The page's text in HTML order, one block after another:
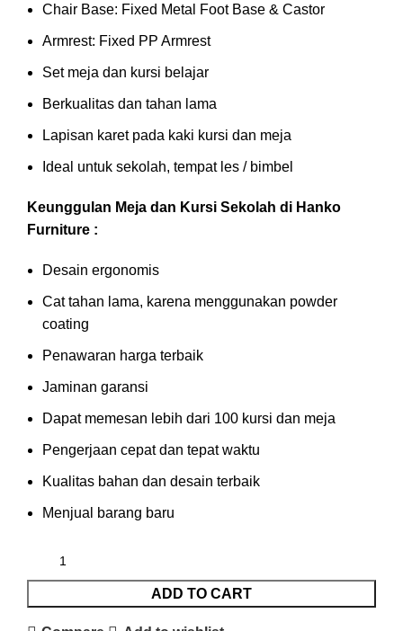
Chair Base: Fixed Metal Foot Base & Castor
Armrest: Fixed PP Armrest
Set meja dan kursi belajar
Berkualitas dan tahan lama
Lapisan karet pada kaki kursi dan meja
Ideal untuk sekolah, tempat les / bimbel
Keunggulan Meja dan Kursi Sekolah di Hanko
Furniture :
Desain ergonomis
Cat tahan lama, karena menggunakan powder
coating
Penawaran harga terbaik
Jaminan garansi
Dapat memesan lebih dari 100 kursi dan meja
Pengerjaan cepat dan tepat waktu
Kualitas bahan dan desain terbaik
Menjual barang baru
ADD TO CART